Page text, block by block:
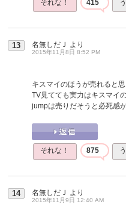
それな！ 415
13 名無しだＪ より
2015年11月8日 8:52 PM
キスマイのほうが売れると思
TV見てても実力はキスマイ
jumpは売りだそうと必死感
それな！ 875
14 名無しだＪ より
2015年11月9日 12:40 AM